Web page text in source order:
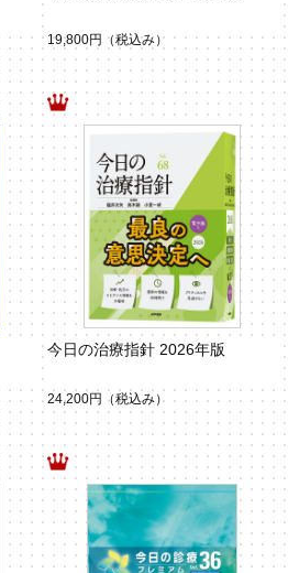
19,800円 （税込み）
今日の治療指針 2026年版
24,200円 （税込み）